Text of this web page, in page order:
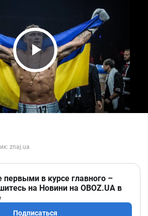
Play Video
первыми в курсе главного –
на Новини на OBOZ.UA в
Подписаться